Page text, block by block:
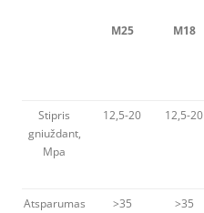
M25 M18
Stipris
gniuždant,
Mpa
12,5-20 12,5-20
Atsparumas
>35 >35